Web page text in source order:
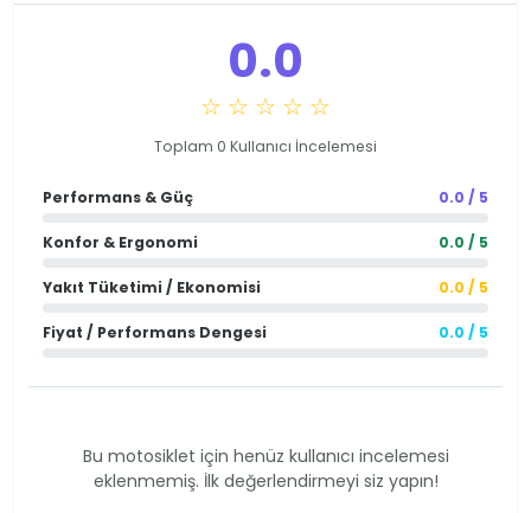
0.0
☆ ☆ ☆ ☆ ☆
Toplam 0 Kullanıcı İncelemesi
Performans & Güç 0.0 / 5
Konfor & Ergonomi 0.0 / 5
Yakıt Tüketimi / Ekonomisi 0.0 / 5
Fiyat / Performans Dengesi 0.0 / 5
Bu motosiklet için henüz kullanıcı incelemesi
eklenmemiş. İlk değerlendirmeyi siz yapın!